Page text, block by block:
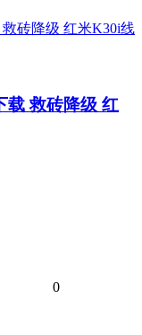
载 救砖降级 红
0